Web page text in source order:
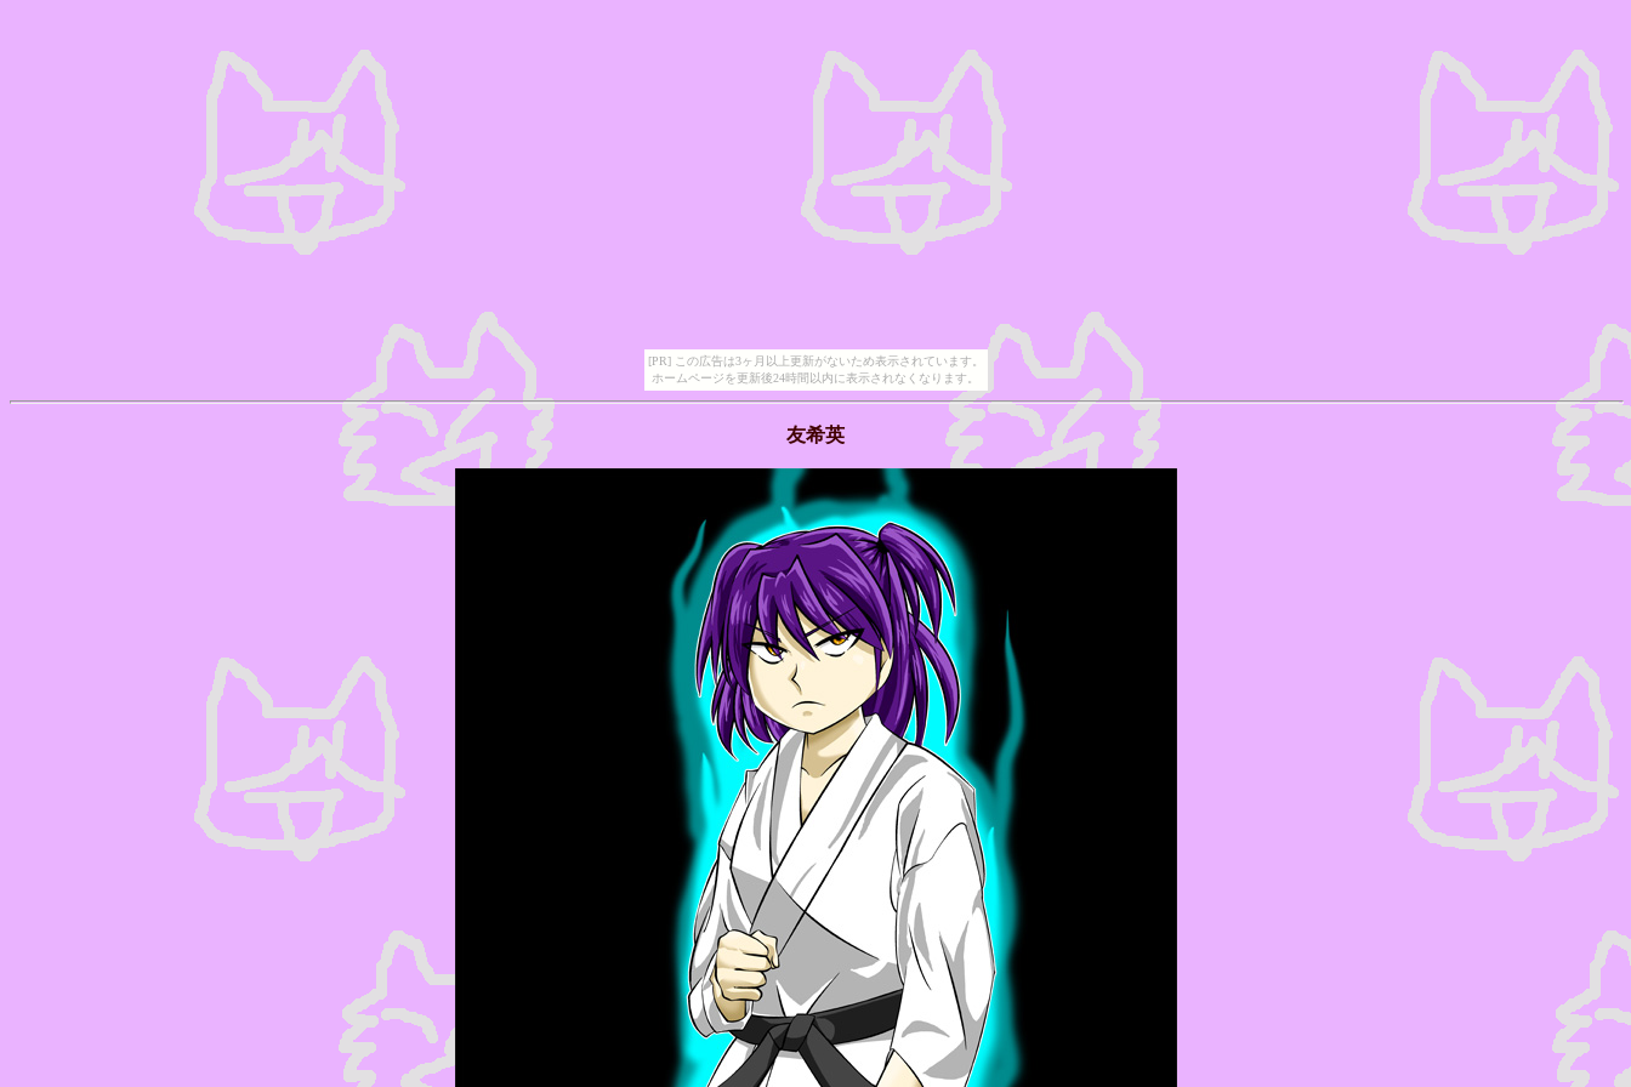
[PR] この広告は3ヶ月以上更新がないため表示されています。
ホームページを更新後24時間以内に表示されなくなります。
友希英